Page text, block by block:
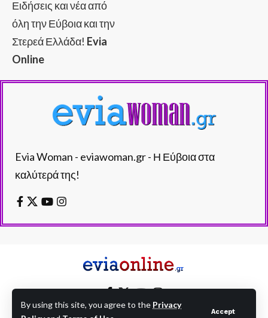
By using this site, you agree to the Privacy
Accept
Ειδήσεις και νέα από
όλη την Εύβοια και την
Στερεά Ελλάδα! Evia
Online
Evia Woman - eviawoman.gr - Η Εύβοια στα
καλύτερά της!